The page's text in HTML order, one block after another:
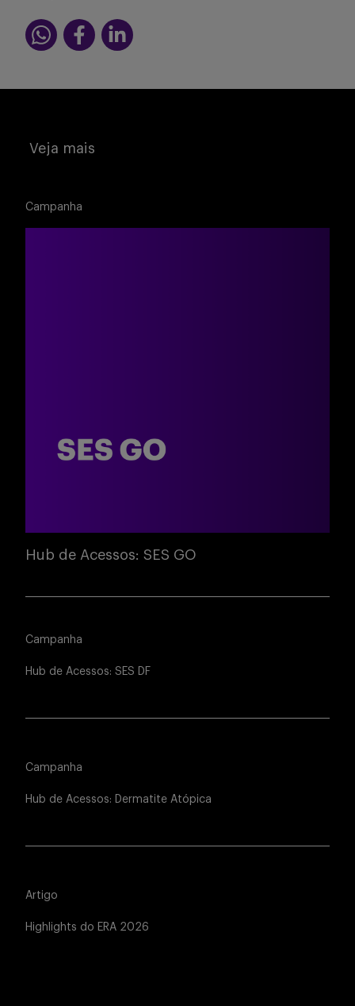
Veja mais
Campanha
Hub de Acessos: SES GO
Campanha
Hub de Acessos: SES DF
Campanha
Hub de Acessos: Dermatite Atópica
Artigo
Highlights do ERA 2026